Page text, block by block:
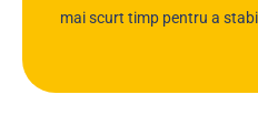
mai scurt timp pentru a